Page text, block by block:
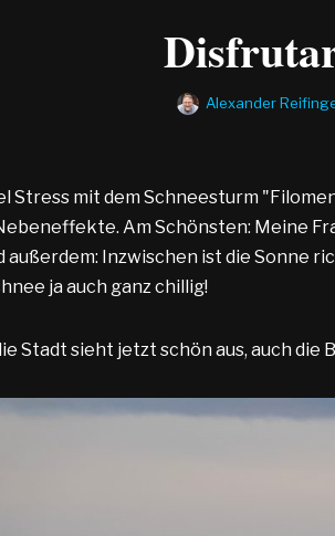
Alexander
Stress mit dem Schneesturm
Am Schönsten: Meine
außerdem: Inzwischen ist die Sonne
ja auch ganz chillig!
Stadt sieht jetzt schön aus, auch